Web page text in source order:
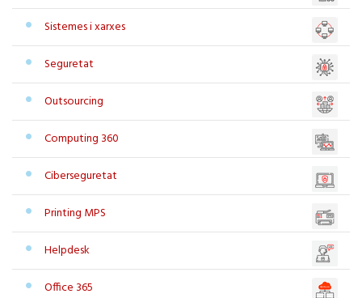
Sistemes i xarxes
Seguretat
Outsourcing
Computing 360
Ciberseguretat
Printing MPS
Helpdesk
Office 365